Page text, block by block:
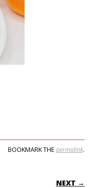
BOOKMARK THE permalink.
NEXT →